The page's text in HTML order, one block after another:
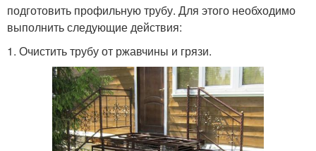
подготовить профильную трубу. Для этого необходимо
выполнить следующие действия:
1. Очистить трубу от ржавчины и грязи.